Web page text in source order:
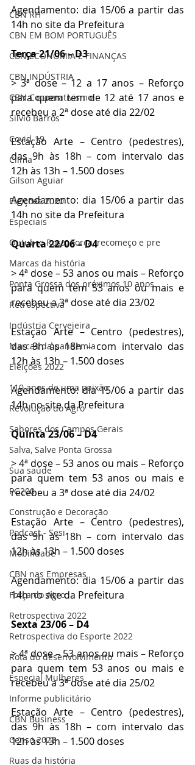
CBN RH
CBN EM BOM PORTUGUÊS
CBN ECONOMIA E FINANÇAS
CBN INDÚSTRIA
CBN Cooperativismo
Silvio Barros
Covid-19
Clima
Gilson Aguiar
Eleições 2020
Especiais
Outubro Rosa: Força, recomeço e pre
Marcas da história
Ponta Grossa dos próximos 10 anos
Retrospectiva
Indústria Cervejeira
Marcas da pandemia
Eleições 2022
110 anos de uma paixão
Revolução do Agro
Sabores dos Campos Gerais
Salva, Salve Ponta Grossa
Sua saúde
PG200
Construção e Decoração
Podcast - Sesi
Mobilidade
CBN nas Empresas
Força do Agro
Retrospectiva 2022
Retrospectiva do Esporte 2022
Rota do desenvolvimento
Especial Mulheres
Informe publicitário
CBN Business
Censo 2022
Ruas da história
Agendamento: dia 15/06 a partir das
14h no site da Prefeitura
Terça 21/06 – D3
> 3ª dose – 12 a 17 anos – Reforço
para quem tem de 12 até 17 anos e
recebeu a 2ª dose até dia 22/02
Estação Arte – Centro (pedestres),
das 9h às 18h – com intervalo das
12h às 13h – 1.500 doses
Agendamento: dia 15/06 a partir das
14h no site da Prefeitura
Quarta 22/06 – D4
> 4ª dose – 53 anos ou mais – Reforço
para quem tem 53 anos ou mais e
recebeu a 3ª dose até dia 23/02
Estação Arte – Centro (pedestres),
das 9h às 18h – com intervalo das
12h às 13h – 1.500 doses
Agendamento: dia 15/06 a partir das
14h no site da Prefeitura
Quinta 23/06 – D4
> 4ª dose – 53 anos ou mais – Reforço
para quem tem 53 anos ou mais e
recebeu a 3ª dose até dia 24/02
Estação Arte – Centro (pedestres),
das 9h às 18h – com intervalo das
12h às 13h – 1.500 doses
Agendamento: dia 15/06 a partir das
14h no site da Prefeitura
Sexta 23/06 – D4
> 4ª dose – 53 anos ou mais – Reforço
para quem tem 53 anos ou mais e
recebeu a 3ª dose até dia 25/02
Estação Arte – Centro (pedestres),
das 9h às 18h – com intervalo das
12h às 13h – 1.500 doses